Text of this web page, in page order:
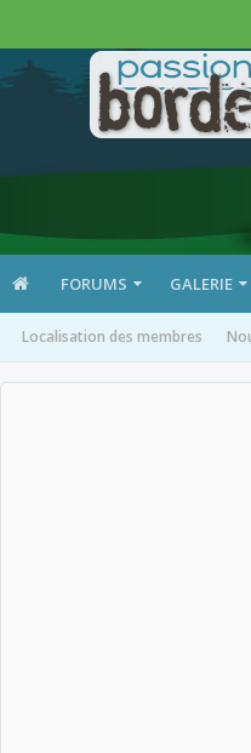
FORUMS GALERIE
Localisation des membres